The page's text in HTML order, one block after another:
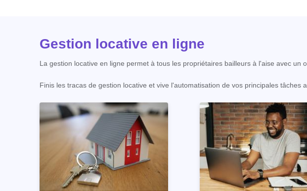
Gestion locative en ligne
La gestion locative en ligne permet à tous les propriétaires bailleurs à l'aise avec
Finis les tracas de gestion locative et vive l'automatisation de vos principales